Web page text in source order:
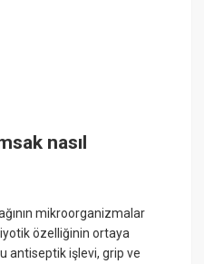
nasıl
mikroorganizmalar
özelliğinin ortaya
antiseptik işlevi, grip ve